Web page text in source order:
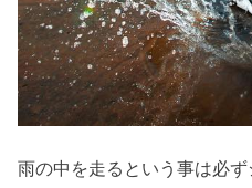
雨の中を走るという事は必